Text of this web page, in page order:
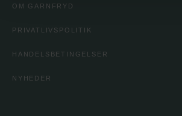
OM GARNFRYD
PRIVATLIVSPOLITIK
HANDELSBETINGELSER
NYHEDER